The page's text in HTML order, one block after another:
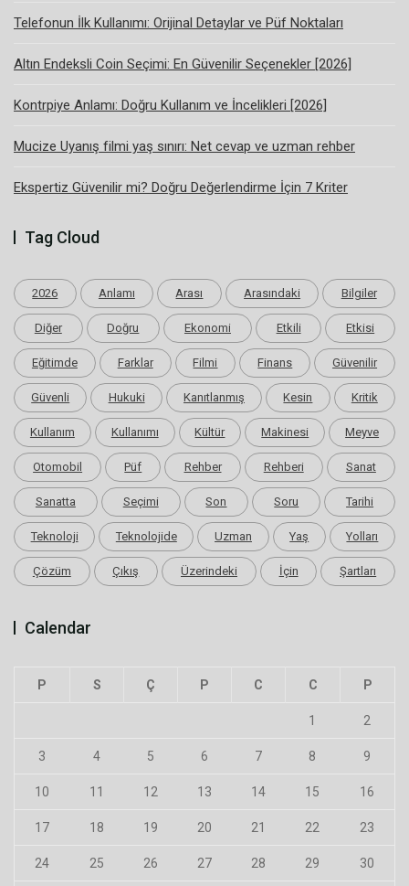
Telefonun İlk Kullanımı: Orijinal Detaylar ve Püf Noktaları
Altın Endeksli Coin Seçimi: En Güvenilir Seçenekler [2026]
Kontrpiye Anlamı: Doğru Kullanım ve İncelikleri [2026]
Mucize Uyanış filmi yaş sınırı: Net cevap ve uzman rehber
Ekspertiz Güvenilir mi? Doğru Değerlendirme İçin 7 Kriter
Tag Cloud
2026 Anlamı Arası Arasındaki Bilgiler
Diğer Doğru Ekonomi Etkili Etkisi
Eğitimde Farklar Filmi Finans Güvenilir
Güvenli Hukuki Kanıtlanmış Kesin Kritik
Kullanım Kullanımı Kültür Makinesi Meyve
Otomobil Püf Rehber Rehberi Sanat
Sanatta Seçimi Son Soru Tarihi
Teknoloji Teknolojide Uzman Yaş Yolları
Çözüm Çıkış Üzerindeki İçin Şartları
Calendar
P S Ç P C C P
1 2
3 4 5 6 7 8 9
10 11 12 13 14 15 16
17 18 19 20 21 22 23
24 25 26 27 28 29 30